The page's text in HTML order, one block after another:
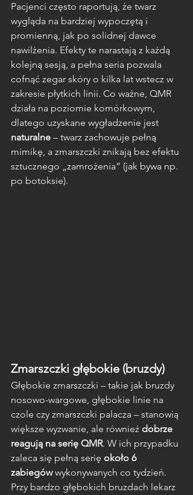
Pacjenci często raportują, że twarz
wygląda na bardziej wypoczętą i
promienną, jak po solidnej dawce
nawilżenia. Efekty te narastają z każdą
kolejną sesją, a pełna seria pozwala
cofnąć zegar skóry o kilka lat wstecz w
zakresie płytkich linii. Co ważne, QMR
działa na poziomie komórkowym,
dlatego uzyskane wygładzenie jest
naturalne – twarz zachowuje pełną
mimikę, a zmarszczki znikają bez efektu
sztucznego „zamrożenia” (jak bywa np.
po botoksie).
Zmarszczki głębokie (bruzdy)
Głębokie zmarszczki – takie jak bruzdy
nosowo-wargowe, głębokie linie na
czole czy zmarszczki palacza – stanowią
większe wyzwanie, ale również dobrze
reagują na serię QMR. W ich przypadku
zaleca się pełną serię około 6
zabiegów wykonywanych co tydzień.
Przy bardzo głębokich bruzdach lekarz